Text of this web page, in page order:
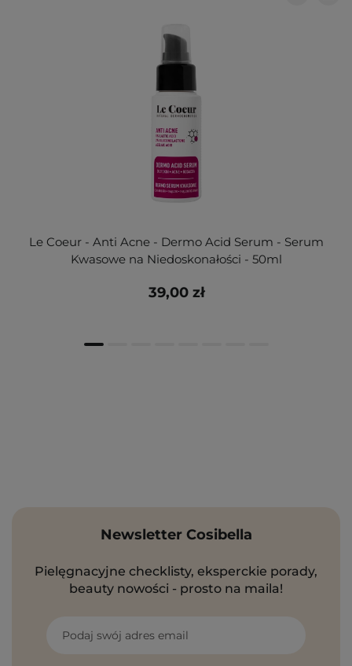
Le Coeur - Anti Acne - Dermo Acid Serum - Serum
Kwasowe na Niedoskonałości - 50ml
39,00 zł
Newsletter Cosibella
Pielęgnacyjne checklisty, eksperckie porady,
beauty nowości - prosto na maila!
Podaj swój adres email